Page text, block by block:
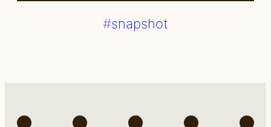
snapshot
Spotify InstagramTikTok Facebook